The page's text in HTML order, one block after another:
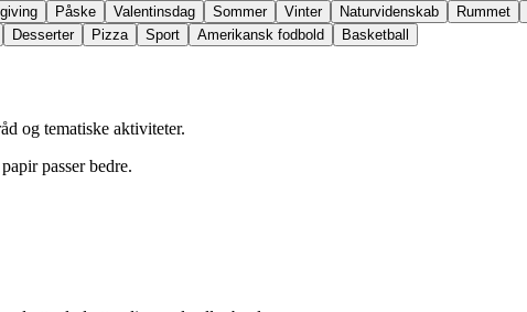
Påske Valentinsdag Sommer Vinter Naturvidenskab Rummet
Desserter Pizza Sport Amerikansk fodbold Basketball
og tematiske aktiviteter.
passer bedre.